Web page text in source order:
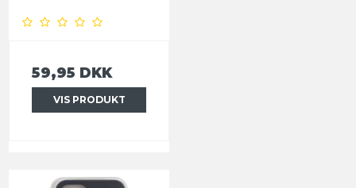
59,95 DKK
VIS PRODUKT